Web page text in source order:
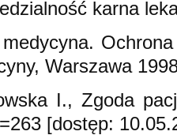
karna
Warszawa
I., Zgoda
[dostęp: